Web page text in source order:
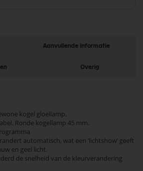
Aanvullende informatie
Overig
kogel gloeilamp.
Ronde kogellamp 45 mm.
automatisch, wat een ‘lichtshow’ geeft
en geel licht.
de snelheid van de kleurverandering